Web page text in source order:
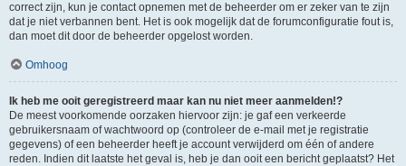
correct zijn, kun je contact opnemen met de beheerder om er zeker van te zijn
dat je niet verbannen bent. Het is ook mogelijk dat de forumconfiguratie fout is,
dan moet dit door de beheerder opgelost worden.
Omhoog
Ik heb me ooit geregistreerd maar kan nu niet meer aanmelden!?
De meest voorkomende oorzaken hiervoor zijn: je gaf een verkeerde
gebruikersnaam of wachtwoord op (controleer de e-mail met je registratie
gegevens) of een beheerder heeft je account verwijderd om één of andere
reden. Indien dit laatste het geval is, heb je dan ooit een bericht geplaatst? Het